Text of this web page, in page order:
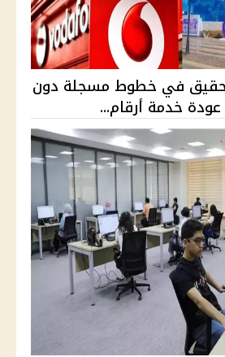
في خطوط مسجلة دون
خدمة أرقام...